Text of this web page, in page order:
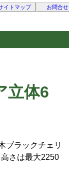
立体6
ブラックチェリ
さは最大2250
イトマップ お問合せ